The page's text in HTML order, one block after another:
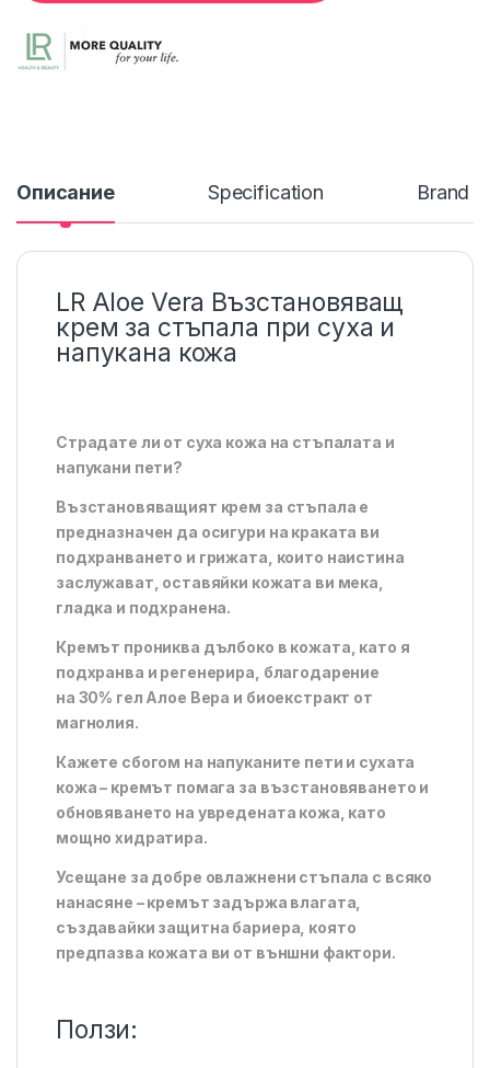
Описание Specification Brand
LR Aloe Vera Възстановяващ
крем за стъпала при суха и
напукана кожа
Страдате ли от суха кожа на стъпалата и
напукани пети?
Възстановяващият крем за стъпала е
предназначен да осигури на краката ви
подхранването и грижата, които наистина
заслужават, оставяйки кожата ви мека,
гладка и подхранена.
Кремът прониква дълбоко в кожата, като я
подхранва и регенерира, благодарение
на 30% гел Алое Вера и биоекстракт от
магнолия.
Кажете сбогом на напуканите пети и сухата
кожа – кремът помага за възстановяването и
обновяването на увредената кожа, като
мощно хидратира.
Усещане за добре овлажнени стъпала с всяко
нанасяне – кремът задържа влагата,
създавайки защитна бариера, която
предпазва кожата ви от външни фактори.
Ползи: